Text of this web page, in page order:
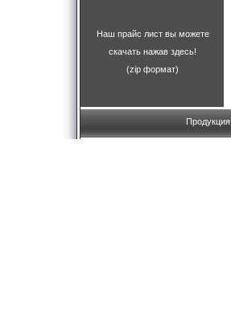
Наш прайс лист вы можете
скачать нажав здесь!
(zip формат)
Продукция